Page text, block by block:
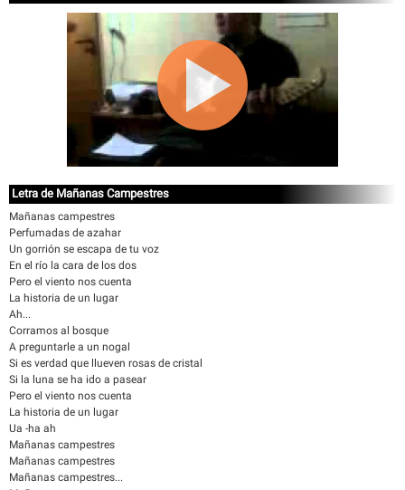
Letra de Mañanas Campestres
Mañanas campestres
Perfumadas de azahar
Un gorrión se escapa de tu voz
En el río la cara de los dos
Pero el viento nos cuenta
La historia de un lugar
Ah...
Corramos al bosque
A preguntarle a un nogal
Si es verdad que llueven rosas de cristal
Si la luna se ha ido a pasear
Pero el viento nos cuenta
La historia de un lugar
Ua -ha ah
Mañanas campestres
Mañanas campestres
Mañanas campestres...